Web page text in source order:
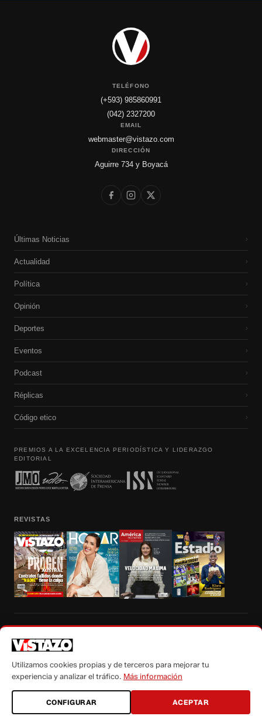
TELÉFONO
(+593) 985860991
(042) 2327200
EMAIL
webmaster@vistazo.com
DIRECCIÓN
Aguirre 734 y Boyacá
Últimas Noticias ›
Actualidad ›
Política ›
Opinión ›
Deportes ›
Eventos ›
Podcast ›
Réplicas ›
Código etico ›
PREMIOS A LA EXCELENCIA PERIODÍSTICA Y LIDERAZGO
EDITORIAL
REVISTAS
autorización escrita de su titular, de todos los contenidos de Vistazo.com.
Utilizamos cookies propias y de terceros para mejorar tu
experiencia y analizar el tráfico. Más información
CONFIGURAR ACEPTAR